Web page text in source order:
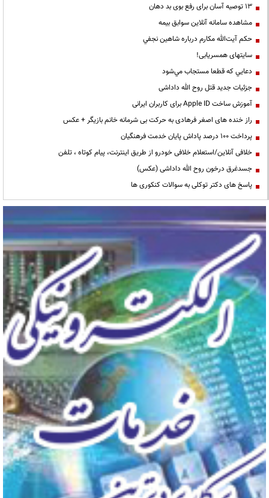
13 توصیه آسان برای رفع بوی بد دهان
مشاهده سامانه آنلاين سوابق بیمه
حكم آيت‌الله مكارم درباره شاهين نجفي
سایتهای همسریابی!
دعايي كه قطعا مستجاب مي‌شود
جزئیات جدید قتل روح الله داداشی
آموزش ساخت Apple ID برای کاربران ایرانی
راز خنده های اصغر فرهادی به حرکت بی شرمانه خانم بازیگر + عکس
پرداخت ۱۰۰ درصد پاداش پایان خدمت فرهنگیان
خلافی آنلاین/استعلام خلافی خودرو از طریق اینترنت، پیام کوتاه ، تلفن
جسدغرق درخون روح الله داداشی (عکس)
پاسخ های دکتر توکلی به سوالات کنکوری ها